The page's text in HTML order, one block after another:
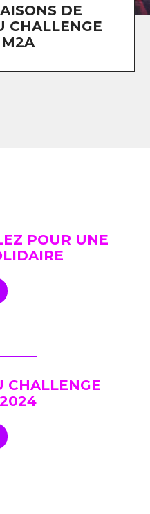
DE
CHALLENGE
POUR UNE
CHALLENGE